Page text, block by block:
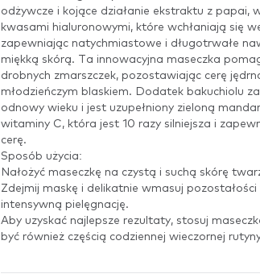
odżywcze i kojące działanie ekstraktu z papai,
kwasami hialuronowymi, które wchłaniają się
zapewniając natychmiastowe i długotrwałe
miękką skórą. Ta innowacyjna maseczka
drobnych zmarszczek, pozostawiając cerę
młodzieńczym blaskiem. Dodatek bakuchiolu
odnowy wieku i jest uzupełniony zieloną
witaminy C, która jest 10 razy silniejsza i
cerę.
Sposób użycia:
Nałożyć maseczkę na czystą i suchą skórę
Zdejmij maskę i delikatnie wmasuj
intensywną pielęgnację.
Aby uzyskać najlepsze rezultaty, stosuj
być również częścią codziennej wieczornej